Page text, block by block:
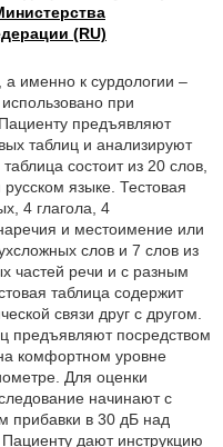
(RU)
а именно к сурдологии –
при
предъявляют
таблиц и анализируют
состоит из 20 слов,
языке. Тестовая
4 глагола, 4
и местоимение или
слов и 7 слов из
частей речи и с разным
таблица содержит
связи друг с другом.
предъявляют посредством
комфортном уровне
Для оценки
начинают с
прибавки в 30 дБ над
дают инструкцию